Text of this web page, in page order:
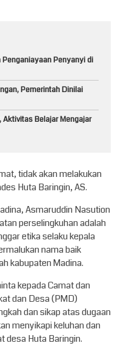
Penyanyi di
Pemerintah Dinilai
Aktivitas Belajar Mengajar
tidak akan melakukan
Huta Baringin, AS.
Asmaruddin Nasution
perselingkuhan adalah
etika selaku kepala
nama baik
kabupaten Madina.
kepada Camat dan
dan Desa (PMD)
dan sikap atas dugaan
menyikapi keluhan dan
desa Huta Baringin.